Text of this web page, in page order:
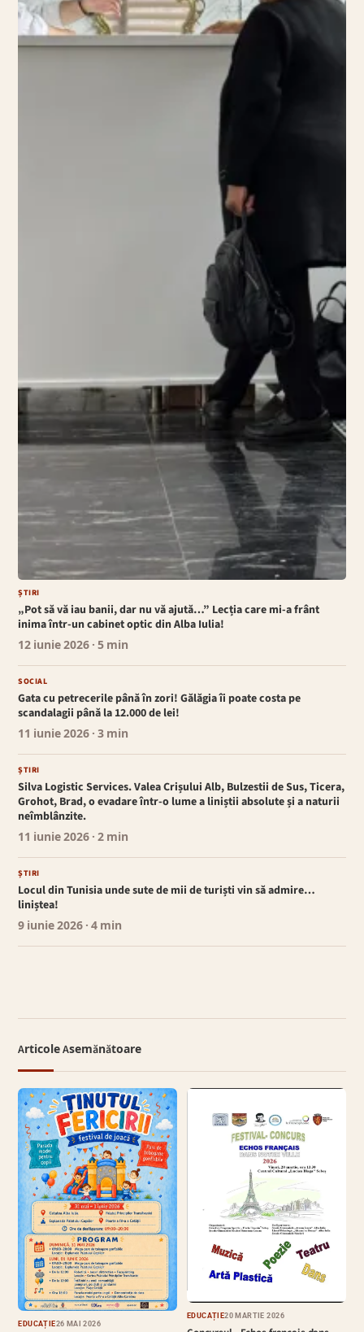
ȘTIRI
„Pot să vă iau banii, dar nu vă ajută…” Lecția care mi-a frânt
inima într-un cabinet optic din Alba Iulia!
12 iunie 2026 · 5 min
SOCIAL
Gata cu petrecerile până în zori! Gălăgia îi poate costa pe
scandalagii până la 12.000 de lei!
11 iunie 2026 · 3 min
ȘTIRI
Silva Logistic Services. Valea Crișului Alb, Bulzestii de Sus, Ticera,
Grohot, Brad, o evadare într-o lume a liniștii absolute și a naturii
neîmblânzite.
11 iunie 2026 · 2 min
ȘTIRI
Locul din Tunisia unde sute de mii de turiști vin să admire…
liniștea!
9 iunie 2026 · 4 min
Articole Asemănătoare
EDUCAȚIE26 MAI 2026
EDUCAȚIE20 MARTIE 2026